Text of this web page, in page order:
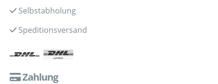
Selbstabholung
Speditionsversand
Zahlung